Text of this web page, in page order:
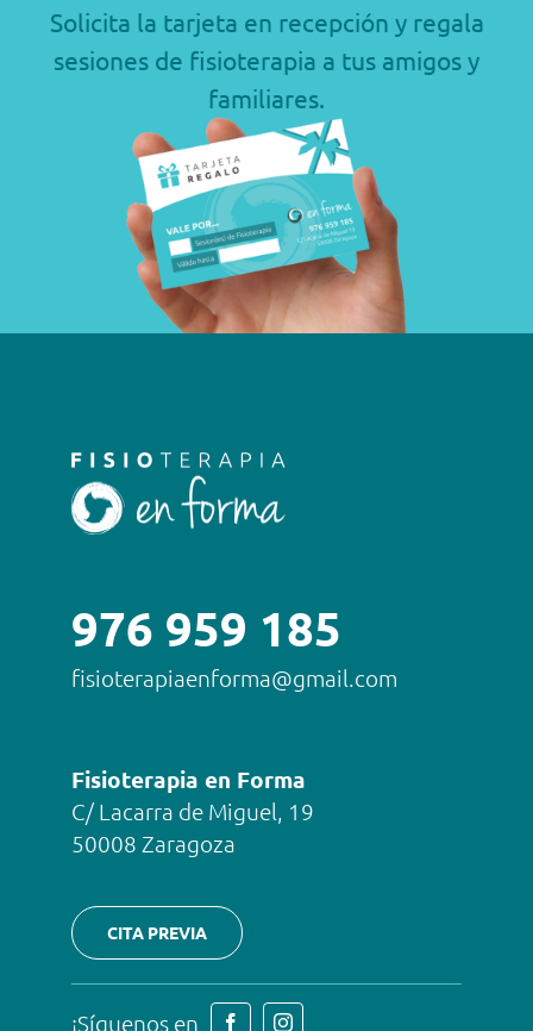
Solicita la tarjeta en recepción y regala
sesiones de fisioterapia a tus amigos y
familiares.
976 959 185
fisioterapiaenforma@gmail.com
Fisioterapia en Forma
C/ Lacarra de Miguel, 19
50008 Zaragoza
CITA PREVIA
¡Síguenos en